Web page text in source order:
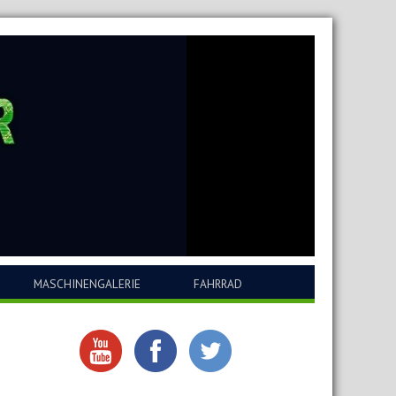
MASCHINENGALERIE FAHRRAD